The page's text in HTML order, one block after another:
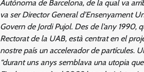
Autònoma de Barcelona, de la qual va
va ser Director General d’Ensenyament
Govern de Jordi Pujol. Des de l’any 1990,
Rectorat de la UAB, està centrat en el
nostre país un accelerador de partícules.
“durant uns anys semblava una utopia que